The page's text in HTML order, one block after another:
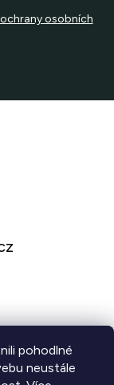
pohodlné
neustále
osobních